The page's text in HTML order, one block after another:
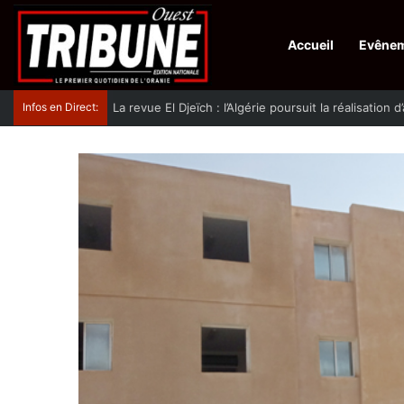
Accueil
Infos en Direct: La revue El Djeïch : l’Algérie poursuit la